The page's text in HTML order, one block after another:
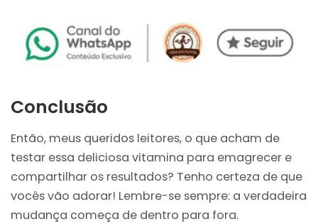
Conclusão
Então, meus queridos leitores, o que acham de
testar essa deliciosa vitamina para emagrecer e
compartilhar os resultados? Tenho certeza de que
vocês vão adorar! Lembre-se sempre: a verdadeira
mudança começa de dentro para fora.